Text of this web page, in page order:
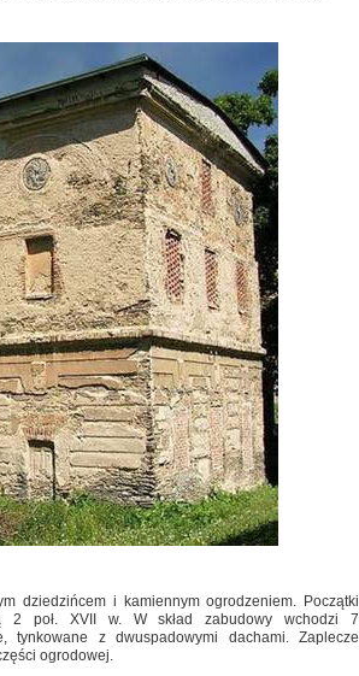
dziedzińcem i kamiennym ogrodzeniem. Początki
2 poł. XVII w. W skład zabudowy wchodzi 7
tynkowane z dwuspadowymi dachami. Zaplecze
ogrodowej.